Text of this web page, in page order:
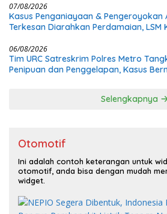
07/08/2026
Kasus Penganiayaan & Pengeroyokan
Terkesan Diarahkan Perdamaian, LSM
06/08/2026
Tim URC Satreskrim Polres Metro
Penipuan dan Penggelapan, Kasus
Selengkapnya
Otomotif
Ini adalah contoh keterangan untuk
otomotif, anda bisa dengan mudah
widget.